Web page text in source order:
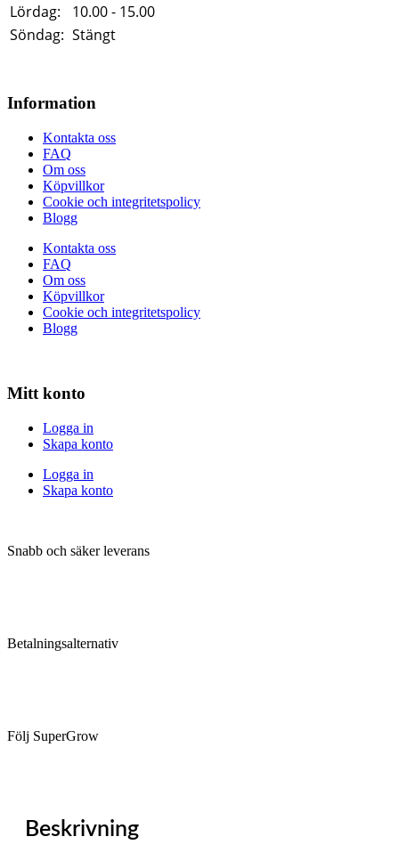
Lördag:
10.00 - 15.00
Söndag: Stängt
Information
Kontakta oss
FAQ
Om oss
Köpvillkor
Cookie och integritetspolicy
Blogg
Kontakta oss
FAQ
Om oss
Köpvillkor
Cookie och integritetspolicy
Blogg
Mitt konto
Logga in
Skapa konto
Logga in
Skapa konto
Snabb och säker leverans
Betalningsalternativ
Följ SuperGrow
Beskrivning